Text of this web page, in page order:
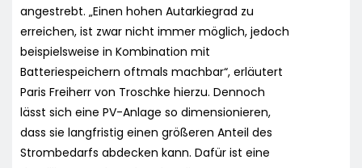
angestrebt. „Einen hohen Autarkiegrad zu
erreichen, ist zwar nicht immer möglich, jedoch
beispielsweise in Kombination mit
Batteriespeichern oftmals machbar“, erläutert
Paris Freiherr von Troschke hierzu. Dennoch
lässt sich eine PV-Anlage so dimensionieren,
dass sie langfristig einen größeren Anteil des
Strombedarfs abdecken kann. Dafür ist eine